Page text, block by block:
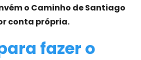
o Caminho de Santiago
conta própria.
fazer o